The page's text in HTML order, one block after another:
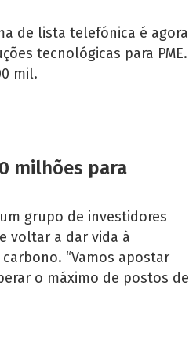
de lista telefónica é agora
tecnológicas para PME.
mil.
milhões para
grupo de investidores
voltar a dar vida à
“Vamos apostar
o máximo de postos de